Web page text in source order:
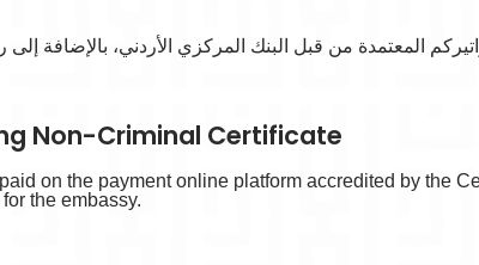
عبر منصة فواتيركم المعتمدة من قبل البنك المركزي الأردني،
Non-Criminal Certificate
on the payment online platform accredited by the
the embassy.